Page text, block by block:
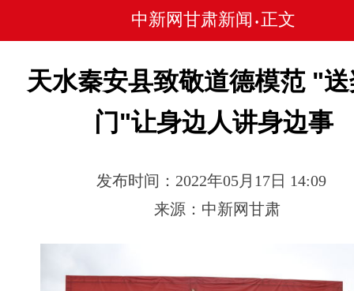
中新网甘肃新闻 • 正文
天水秦安县致敬道德模范 "
门"让身边人讲身边事
发布时间：2022年05月17日 14:09
来源：中新网甘肃